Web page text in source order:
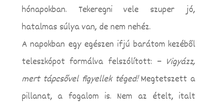
hónapokban. Tekeregni vele szuper jó,
hatalmas súlya van, de nem nehéz.
A napokban egy egészen ifjú barátom kezéből
teleszkópot formálva felszólított: – Vigyázz,
mert tápcsővel figyellek téged!Megtetszett a
pillanat, a fogalom is. Nem az ételt, italt